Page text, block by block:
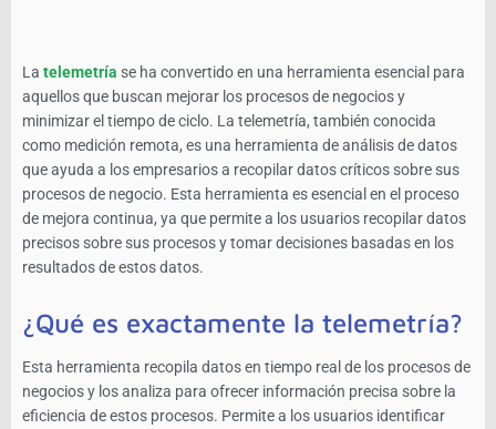
La telemetría se ha convertido en una herramienta esencial para
aquellos que buscan mejorar los procesos de negocios y
minimizar el tiempo de ciclo. La telemetría, también conocida
como medición remota, es una herramienta de análisis de datos
que ayuda a los empresarios a recopilar datos críticos sobre sus
procesos de negocio. Esta herramienta es esencial en el proceso
de mejora continua, ya que permite a los usuarios recopilar datos
precisos sobre sus procesos y tomar decisiones basadas en los
resultados de estos datos.
¿Qué es exactamente la telemetría?
Esta herramienta recopila datos en tiempo real de los procesos de
negocios y los analiza para ofrecer información precisa sobre la
eficiencia de estos procesos. Permite a los usuarios identificar